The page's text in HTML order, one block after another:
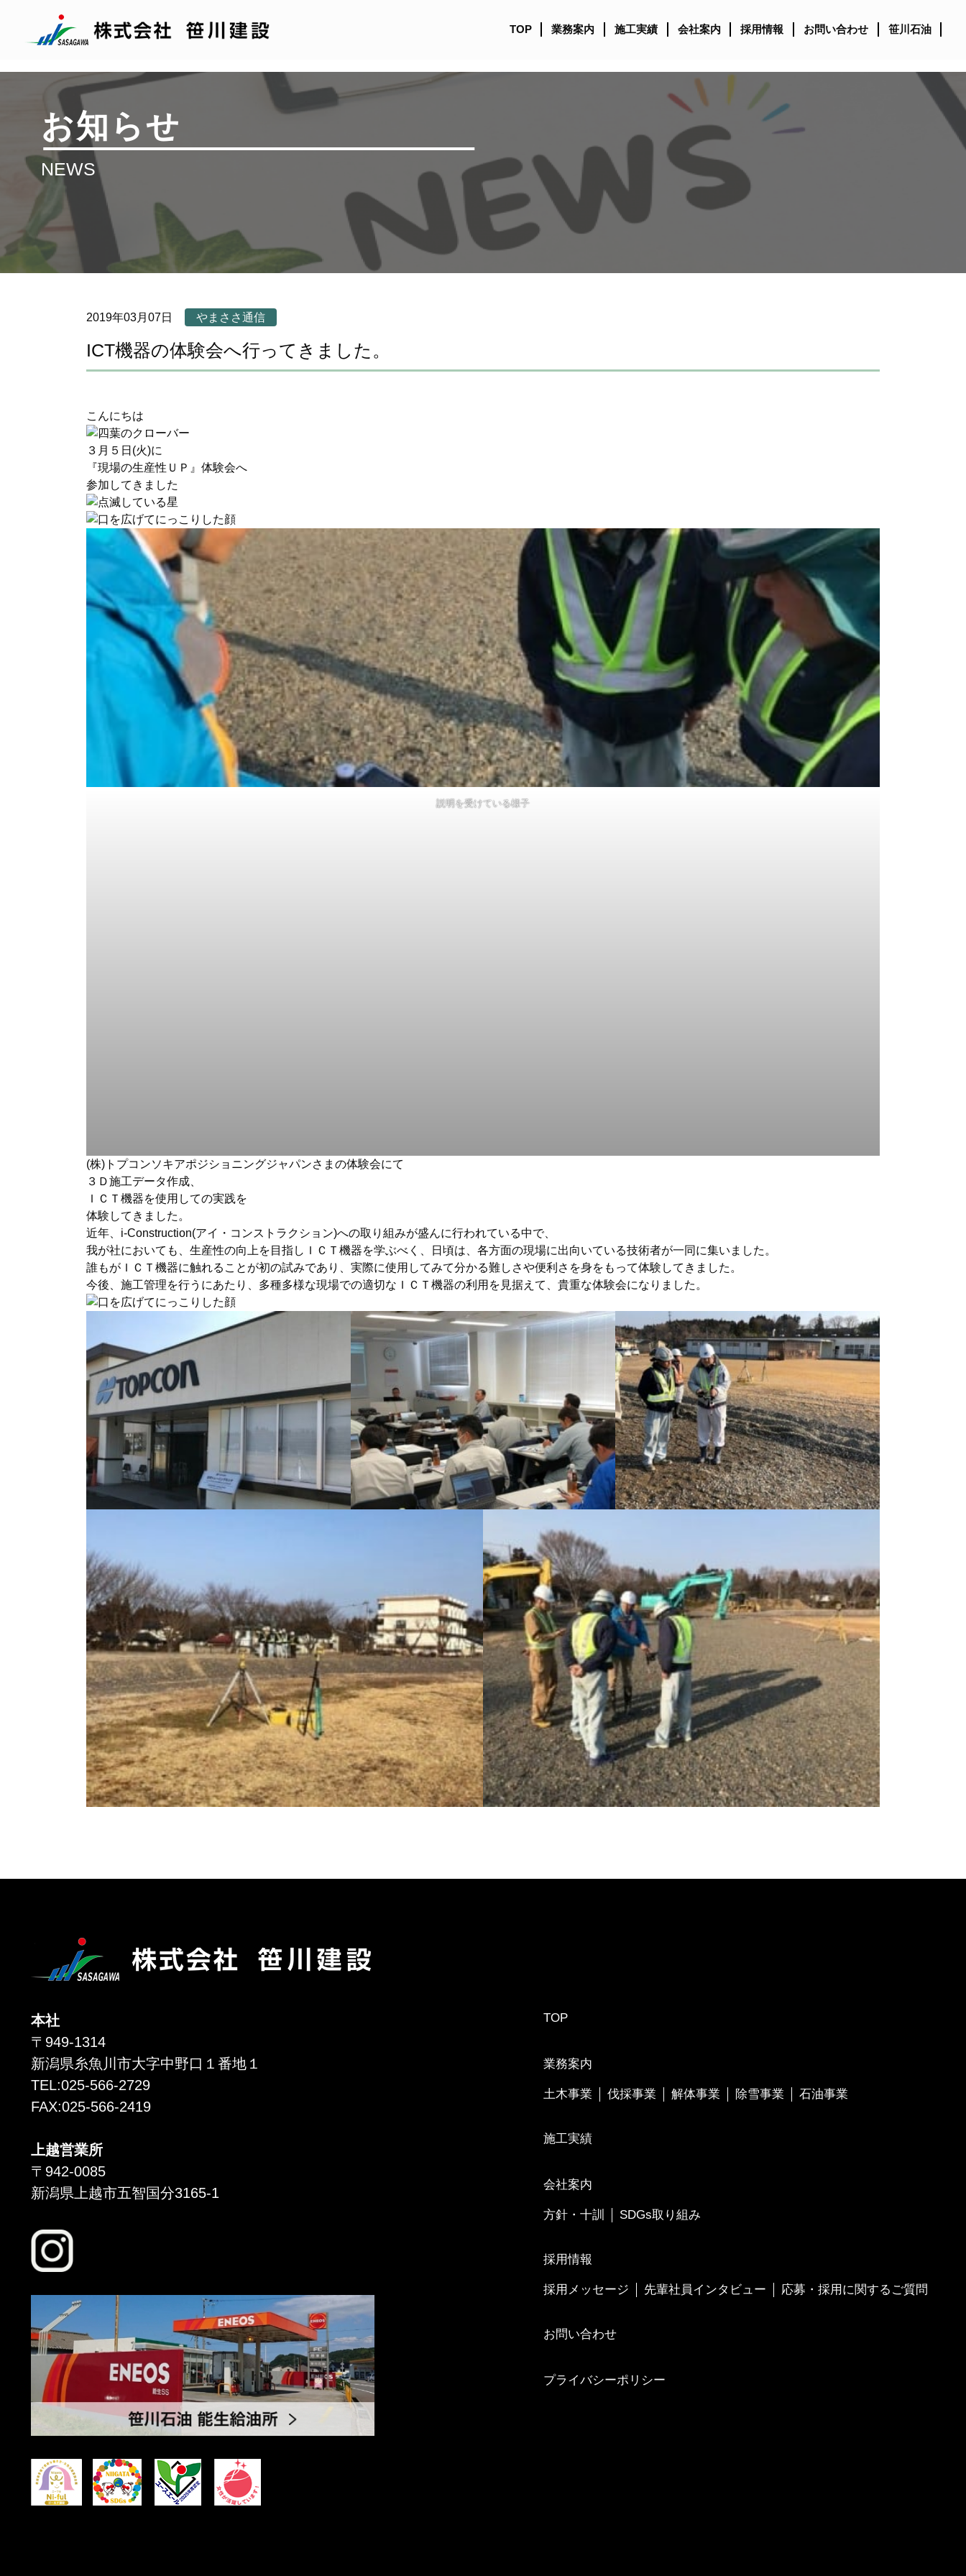
TOP 業務案内 施工実績 会社案内 採用情報 お問い合わせ 笹川石油
お知らせ
NEWS
2019年03月07日 やまささ通信
ICT機器の体験会へ行ってきました。
こんにちは
３月５日(火)に
『現場の生産性ＵＰ』体験会へ
参加してきました
説明を受けている様子
(株)トプコンソキアポジショニングジャパンさまの体験会にて
３Ｄ施工データ作成、
ＩＣＴ機器を使用しての実践を
体験してきました。
近年、i-Construction(アイ・コンストラクション)への取り組みが盛んに行われている中で、
我が社においても、生産性の向上を目指しＩＣＴ機器を学ぶべく、日頃は、各方面の現場に出向いている技術者が一同に集いました。
誰もがＩＣＴ機器に触れることが初の試みであり、実際に使用してみて分かる難しさや便利さを身をもって体験してきました。
今後、施工管理を行うにあたり、多種多様な現場での適切なＩＣＴ機器の利用を見据えて、貴重な体験会になりました。
本社
〒949-1314
新潟県糸魚川市大字中野口１番地１
TEL:025-566-2729
FAX:025-566-2419
上越営業所
〒942-0085
新潟県上越市五智国分3165-1
TOP
業務案内
土木事業 伐採事業 解体事業 除雪事業 石油事業
施工実績
会社案内
方針・十訓 SDGs取り組み
採用情報
採用メッセージ 先輩社員インタビュー 応募・採用に関するご質問
お問い合わせ
プライバシーポリシー